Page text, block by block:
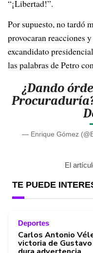
“¡Libertad!”.
Por supuesto, no tardó
provocaran reacciones
excandidato
las palabras de Petro
¿Dando
— Enrique Gómez
El
TE PUEDE
Deportes
Carlos Antonio
victoria de